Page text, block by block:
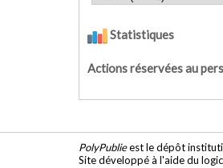
Statistiques
Actions réservées au
PolyPublieest le dépôt
Site développé à l'aide du